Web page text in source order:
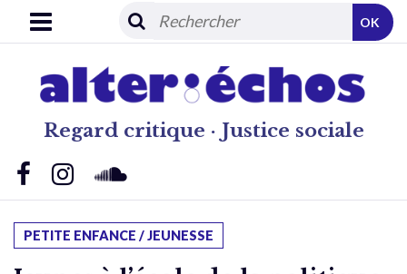
Regard critique · Justice sociale
OK
PETITE ENFANCE / JEUNESSE